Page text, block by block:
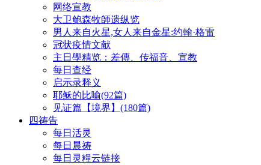
网络宣教
大卫鲍森牧師遗纵览
男人来自火星,女人来自金星:约翰·格雷
冠状疫情文献
主日學精览：差傳、传福音、宣教
每日查经
启示录释义
耶稣的比喻(92篇)
见证篇【境界】(180篇)
四祷告
每日活灵
每日晨祷
每日灵糧云链接